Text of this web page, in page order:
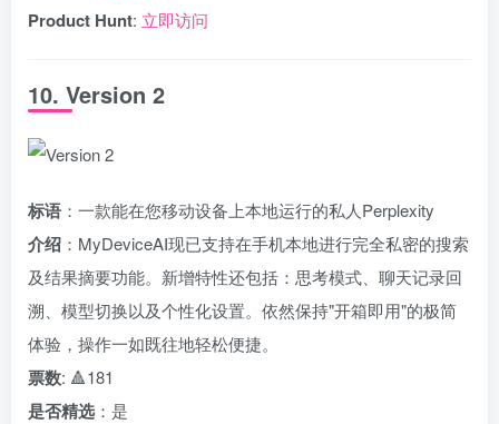
Product Hunt: 立即访问
10. Version 2
标语 ：一款能在您移动设备上本地运行的私人Perplexity
介绍 ：MyDeviceAI现已支持在手机本地进行完全私密的搜索
及结果摘要功能。新增特性还包括：思考模式、聊天记录回
溯、模型切换以及个性化设置。依然保持"开箱即用"的极简
体验，操作一如既往地轻松便捷。
票数: 🔺181
是否精选 ：是